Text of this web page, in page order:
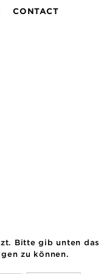
CONTACT
Bitte gib unten das
zu können.